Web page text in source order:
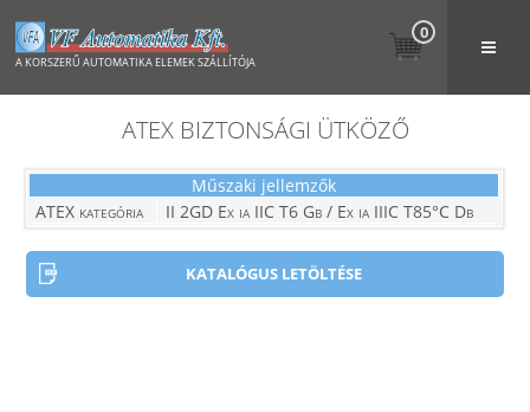
A KORSZERŰ AUTOMATIKA ELEMEK SZÁLLÍTÓJA
0
ATEX BIZTONSÁGI ÜTKÖZŐ
Műszaki jellemzők
ATEX kategória
II 2GD Ex ia IIC T6 Gb / Ex ia IIIC T85°C Db
KATALÓGUS LETÖLTÉSE